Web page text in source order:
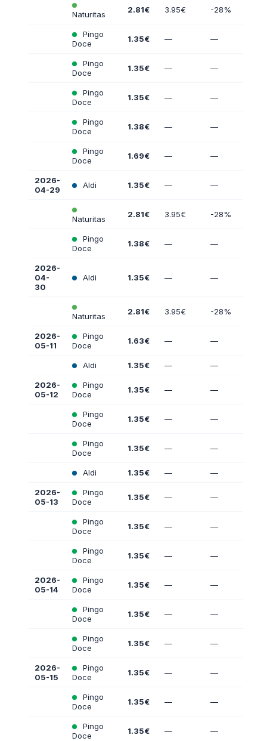
Naturitas 2.81€ 3.95€ -28%
Pingo
Doce
1.35€ — —
Pingo
Doce
1.35€ — —
Pingo
Doce
1.35€ — —
Pingo
Doce
1.38€ — —
Pingo
Doce
1.69€ — —
2026-
04-29
Aldi 1.35€ — —
Naturitas 2.81€ 3.95€ -28%
Pingo
Doce
1.38€ — —
2026-
04-
30
Aldi 1.35€ — —
Naturitas 2.81€ 3.95€ -28%
2026-
05-11
Pingo
Doce
1.63€ — —
Aldi 1.35€ — —
2026-
05-12
Pingo
Doce
1.35€ — —
Pingo
Doce
1.35€ — —
Pingo
Doce
1.35€ — —
Aldi 1.35€ — —
2026-
05-13
Pingo
Doce
1.35€ — —
Pingo
Doce
1.35€ — —
Pingo
Doce
1.35€ — —
2026-
05-14
Pingo
Doce
1.35€ — —
Pingo
Doce
1.35€ — —
Pingo
Doce
1.35€ — —
2026-
05-15
Pingo
Doce
1.35€ — —
Pingo
Doce
1.35€ — —
Pingo
Doce
1.35€ — —